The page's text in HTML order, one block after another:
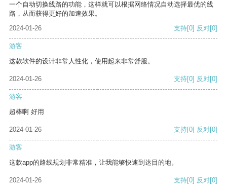
一个自动切换线路的功能，这样就可以根据网络情况自动选择最优的线
路，从而获得更好的加速效果。
2024-01-26
支持[0] 反对[0]
游客
这款软件的设计非常人性化，使用起来非常舒服。
2024-01-26 支持[0] 反对[0]
游客
超棒啊 好用
2024-01-26 支持[0] 反对[0]
游客
这款app的路线规划非常精准，让我能够快速到达目的地。
2024-01-26 支持[0] 反对[0]